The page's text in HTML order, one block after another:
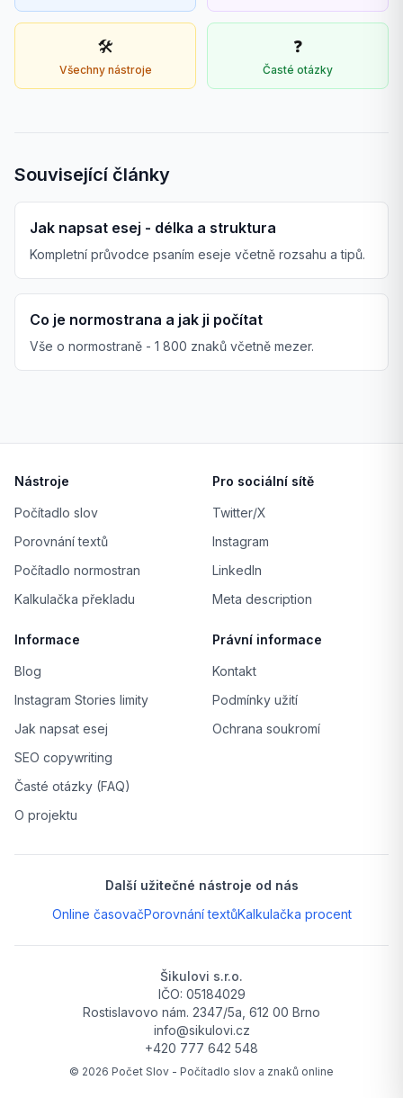
🛠️
Všechny nástroje
❓
Časté otázky
Související články
Jak napsat esej - délka a struktura
Kompletní průvodce psaním eseje včetně rozsahu a tipů.
Co je normostrana a jak ji počítat
Vše o normostraně - 1 800 znaků včetně mezer.
Nástroje
Počítadlo slov
Porovnání textů
Počítadlo normostran
Kalkulačka překladu
Pro sociální sítě
Twitter/X
Instagram
LinkedIn
Meta description
Informace
Blog
Instagram Stories limity
Jak napsat esej
SEO copywriting
Časté otázky (FAQ)
O projektu
Právní informace
Kontakt
Podmínky užití
Ochrana soukromí
Další užitečné nástroje od nás
Online časovačPorovnání textůKalkulačka procent
Šikulovi s.r.o.
IČO: 05184029
Rostislavovo nám. 2347/5a, 612 00 Brno
info@sikulovi.cz
+420 777 642 548
© 2026 Počet Slov - Počítadlo slov a znaků online